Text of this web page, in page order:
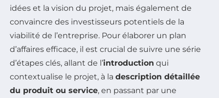
idées et la vision du projet, mais également de
convaincre des investisseurs potentiels de la
viabilité de l’entreprise. Pour élaborer un plan
d’affaires efficace, il est crucial de suivre une série
d’étapes clés, allant de l’introduction qui
contextualise le projet, à la description détaillée
du produit ou service, en passant par une